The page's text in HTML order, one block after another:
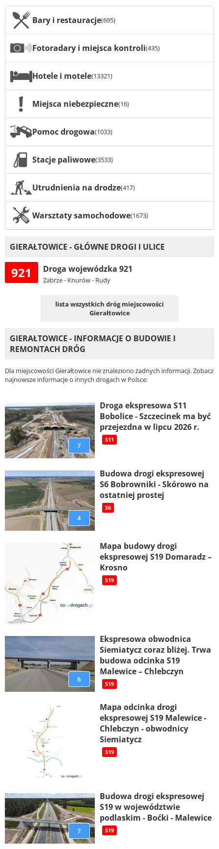
Bary i restauracje(695)
Fotoradary i miejsca kontroli(435)
Hotele i motele(13321)
Miejsca niebezpieczne(16)
Pomoc drogowa(1033)
Stacje paliwowe(3533)
Utrudnienia na drodze(417)
Warsztaty samochodowe(1673)
GIERAŁTOWICE - GŁÓWNE DROGI I ULICE
921 Droga wojewódzka 921
Zabrze - Knurów - Rudy
lista wszystkich dróg miejscowości
Gierałtowice
GIERAŁTOWICE - INFORMACJE O BUDOWIE I
REMONTACH DRÓG
Dla miejscowości Gierałtowice nie znaleziono żadnych informacji. Zobacz
najnowsze informacje o innych drogach w Polsce:
7
Droga ekspresowa S11
Bobolice - Szczecinek ma być
przejezdna w lipcu 2026 r.
S11
4
Budowa drogi ekspresowej
S6 Bobrowniki - Skórowo na
ostatniej prostej
S6
Mapa budowy drogi
ekspresowej S19 Domaradz –
Krosno
S19
6
Ekspresowa obwodnica
Siemiatycz coraz bliżej. Trwa
budowa odcinka S19
Malewice – Chlebczyn
S19
Mapa odcinka drogi
ekspresowej S19 Malewice -
Chlebczyn - obwodnicy
Siemiatycz
S19
7
Budowa drogi ekspresowej
S19 w województwie
podlaskim - Boćki - Malewice
S19